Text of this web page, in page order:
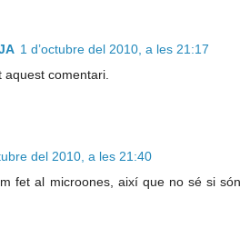
1 d’octubre del 2010, a les 21:17
comentari.
del 2010, a les 21:40
fet al microones, així que no sé si són